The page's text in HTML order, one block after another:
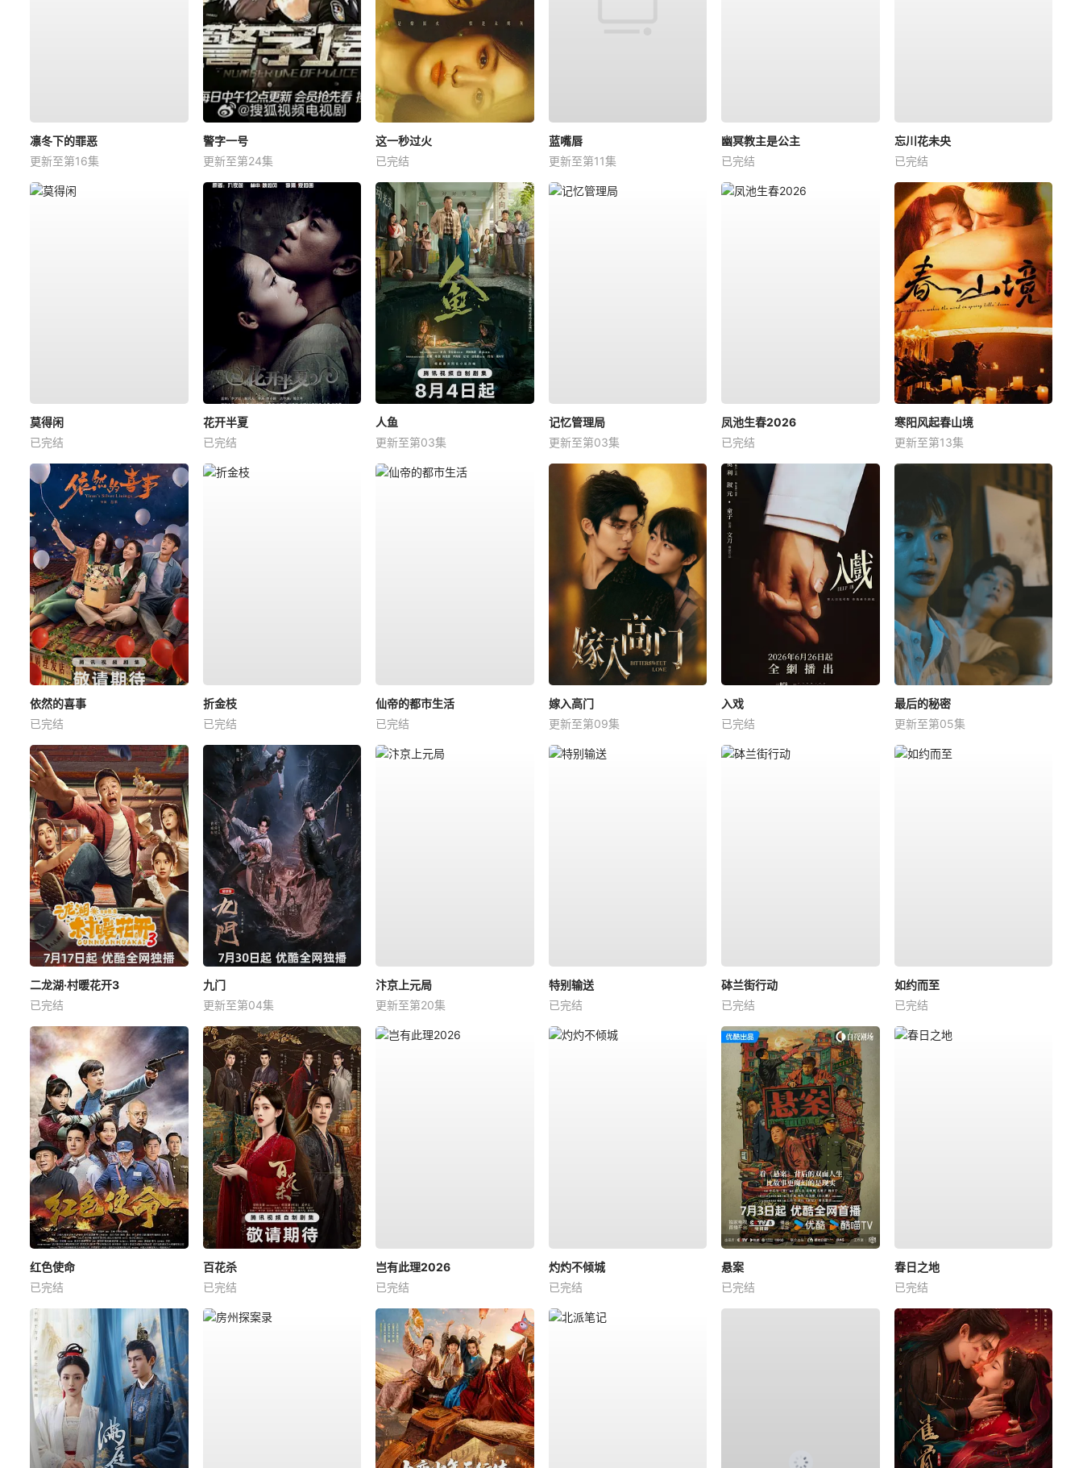
凛冬下的罪恶
更新至第16集
警字一号
更新至第24集
这一秒过火
已完结
蓝嘴唇
更新至第11集
幽冥教主是公主
已完结
忘川花未央
已完结
莫得闲
已完结
花开半夏
已完结
人鱼
更新至第03集
记忆管理局
更新至第03集
凤池生春2026
已完结
寒阳风起春山境
更新至第13集
依然的喜事
已完结
折金枝
已完结
仙帝的都市生活
已完结
嫁入高门
更新至第09集
入戏
已完结
最后的秘密
更新至第05集
二龙湖·村暖花开3
已完结
九门
更新至第04集
汴京上元局
更新至第20集
特别输送
已完结
砵兰街行动
已完结
如约而至
已完结
红色使命
已完结
百花杀
已完结
岂有此理2026
已完结
灼灼不倾城
已完结
悬案
已完结
春日之地
已完结